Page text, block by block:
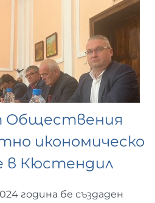
Обществения
икономическо
в Кюстендил
година бе създаден